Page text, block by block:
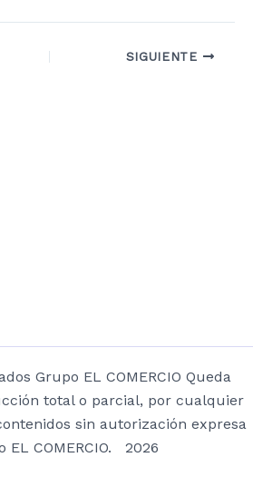
SIGUIENTE
Grupo EL COMERCIO Queda
total o parcial, por cualquier
sin autorización expresa
EL COMERCIO. 2026